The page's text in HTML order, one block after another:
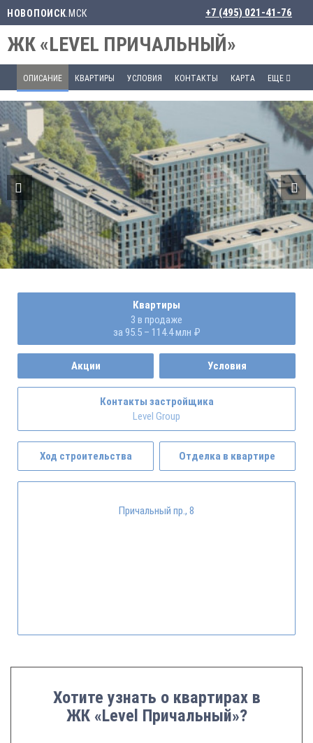
НОВОПОИСК .МСК +7 (495) 021-41-76
ЖК «LEVEL ПРИЧАЛЬНЫЙ»
ОПИСАНИЕ КВАРТИРЫ УСЛОВИЯ КОНТАКТЫ КАРТА ЕЩЕ
Квартиры
3 в продаже
за 95.5 – 114.4 млн ₽
Акции Условия
Контакты застройщика
Level Group
Ход строительства Отделка в квартире
Причальный пр., 8
Хотите узнать о квартирах в
ЖК «Level Причальный»?